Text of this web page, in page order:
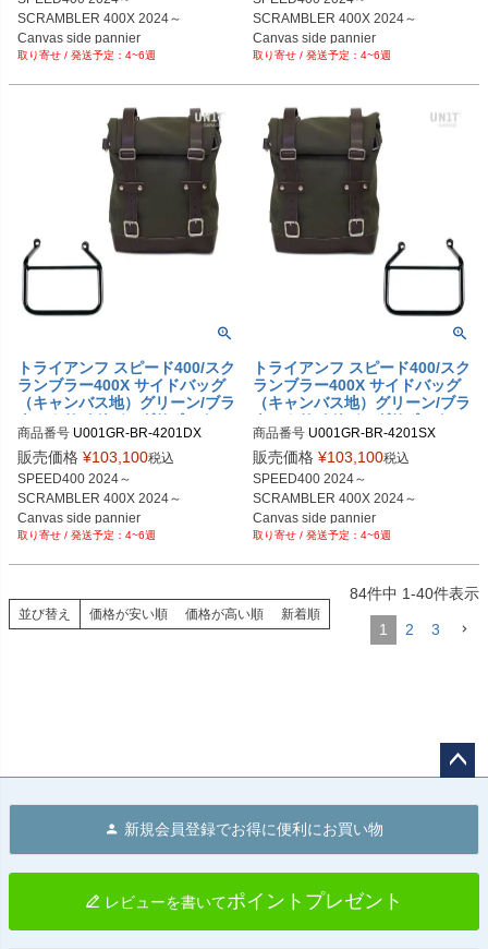
SCRAMBLER 400X 2024～
Canvas side pannier
10L-14L Black/Brown
4~6週
SCRAMBLER 400X 2024～
Canvas side pannier
10L-14L Black/Brown
4~6週
トライアンフ スピード400/スク
ランブラー400X サイドバッグ
（キャンバス地）グリーン/ブラ
ウン＆サイドバッグサポートフ
レーム右側 キット ユニットガ
レージ
商品番号 U001GR-BR-4201DX
U001GR_BR+4201DX
販売価格 ¥103,100税込
SPEED400 2024～
SCRAMBLER 400X 2024～
Canvas side pannier
10L-14L Green/Brown
4~6週
トライアンフ スピード400/スク
ランブラー400X サイドバッグ
（キャンバス地）グリーン/ブラ
ウン＆サイドバッグサポートフ
レーム左側 キット ユニットガ
レージ
商品番号 U001GR-BR-4201SX
U001GR_BR+4201SX
販売価格 ¥103,100税込
SPEED400 2024～
SCRAMBLER 400X 2024～
Canvas side pannier
10L-14L Green/Brown
4~6週
並び替え 価格が安い順 価格が高い順 新着順
84件中 1-40件表示
1 2 3
へ
新規会員登録でお得に便利にお買い物
レビューを書いてポイントプレゼント